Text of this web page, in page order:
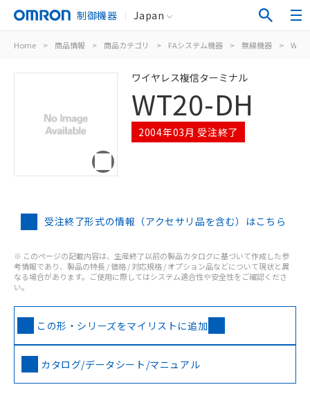
制御機器 Japan
Home > 商品情報 > 商品カテゴリ > FAシステム機器 > 無線機器 >
ワイヤレス複信ターミナル
WT20-DH
2004年03月 受注終了
受注終了形式の情報（アクセサリ品を含む）はこちら
※ このページの記載内容は、生産終了以前の製品カタログに基づいて作成した参
考情報であり、製品の特長 / 価格 / 対応規格 / オプション品などについて現状と異
なる場合があります。ご使用に際してはシステム適合性や安全性をご確認くださ
い。
この形・シリーズをマイリストに追加
カタログ/データシート/マニュアル
ご利用条件